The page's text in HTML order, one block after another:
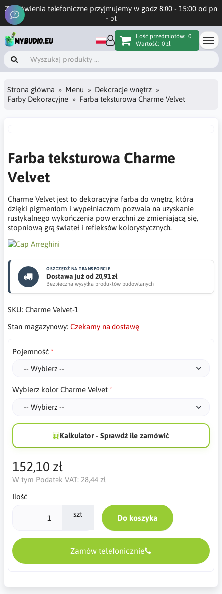
Zamówienia telefoniczne przyjmujemy w godz 8:00 - 15:00 od pn
- pt
Ilość przedmiotów: 0
Wartość: 0 zł
Strona główna Menu
Dekoracje wnętrz
Farby Dekoracyjne
Farba teksturowa Charme Velvet
Farba teksturowa Charme
Velvet
Charme Velvet jest to dekoracyjna farba do wnętrz, która
dzięki pigmentom i wypełniaczom pozwala na uzyskanie
rustykalnego wykończenia powierzchni ze zmieniającą się,
stopniową grą świateł i refleksów kolorystycznych.
OSZCZĘDŹ NA TRANSPORCIE
Dostawa już od 20,91 zł
Bezpieczna wysyłka produktów budowlanych
SKU: Charme Velvet-1
Stan magazynowy: Czekamy na dostawę
Pojemność
Wybierz kolor Charme Velvet
Kalkulator - Sprawdź ile zamówić
152,10 zł
W tym Podatek VAT: 28,44 zł
Ilość
szt Do koszyka
Zamów telefonicznie